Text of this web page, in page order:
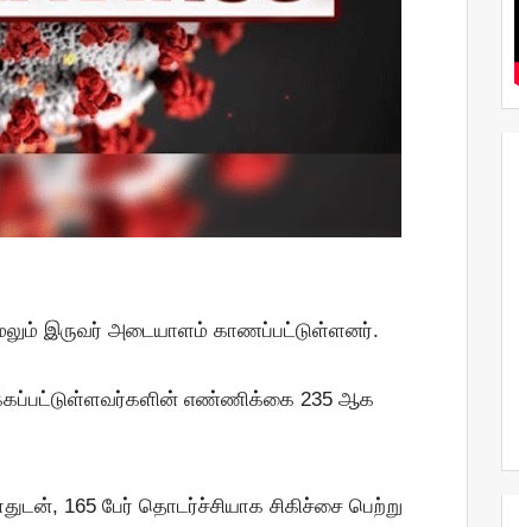
இருவர் அடையாளம் காணப்பட்டுள்ளனர்.
எண்ணிக்கை 235 ஆக
165 பேர் தொடர்ச்சியாக சிகிச்சை பெற்று